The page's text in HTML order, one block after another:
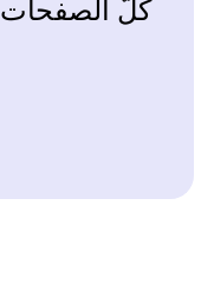
كلّ الصفحات